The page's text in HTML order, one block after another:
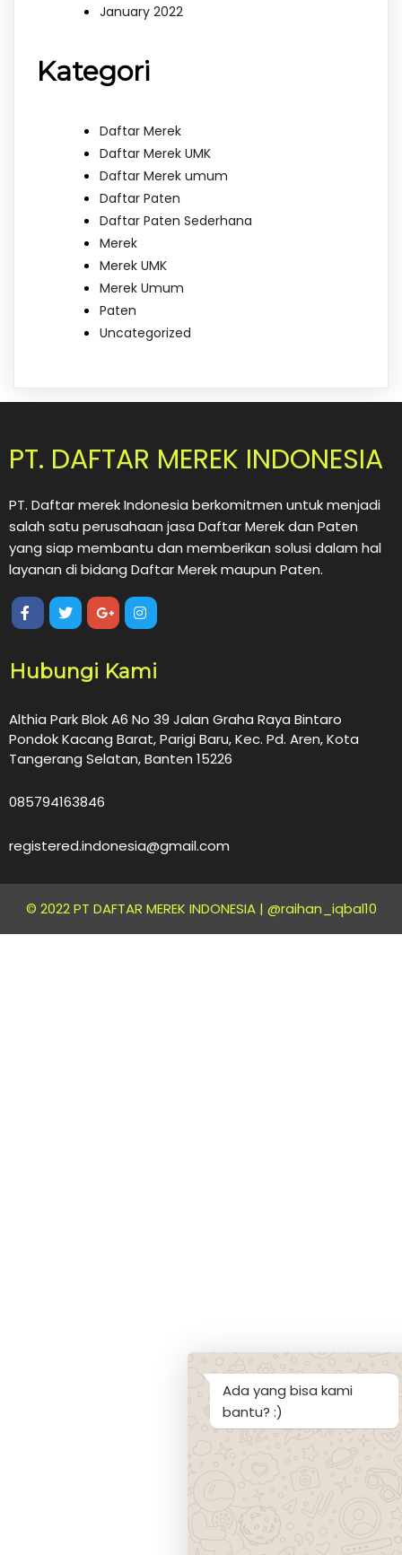
January 2022
Kategori
Daftar Merek
Daftar Merek UMK
Daftar Merek umum
Daftar Paten
Daftar Paten Sederhana
Merek
Merek UMK
Merek Umum
Paten
Uncategorized
PT. DAFTAR MEREK INDONESIA
PT. Daftar merek Indonesia berkomitmen untuk menjadi
salah satu perusahaan jasa Daftar Merek dan Paten
yang siap membantu dan memberikan solusi dalam hal
layanan di bidang Daftar Merek maupun Paten.
Hubungi Kami
Althia Park Blok A6 No 39 Jalan Graha Raya Bintaro
Pondok Kacang Barat, Parigi Baru, Kec. Pd. Aren, Kota
Tangerang Selatan, Banten 15226
085794163846
registered.indonesia@gmail.com
© 2022 PT DAFTAR MEREK INDONESIA | @raihan_iqbal10
Ada yang bisa kami
bantu? :)